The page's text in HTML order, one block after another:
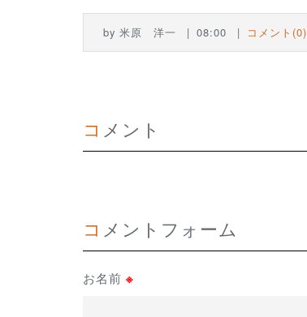
by 米原 洋一 08:00 コメント(0)
コメント
コメントフォーム
お名前 ※